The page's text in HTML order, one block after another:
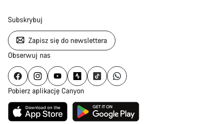
Subskrybuj
Zapisz się do newslettera
Obserwuj nas
Pobierz aplikację Canyon